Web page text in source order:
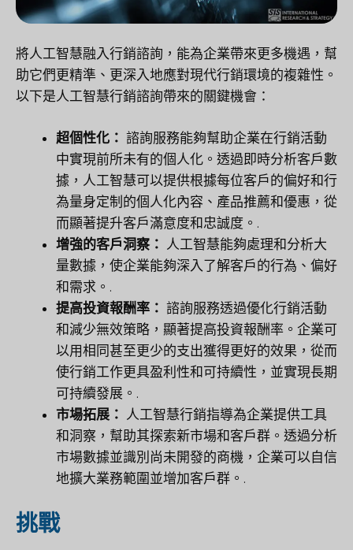
將人工智慧融入行銷諮詢，能為企業帶來更多機遇，幫
助它們更精準、更深入地應對現代行銷環境的複雜性。
以下是人工智慧行銷諮詢帶來的關鍵機會：
超個性化： 諮詢服務能夠幫助企業在行銷活動
中實現前所未有的個人化。透過即時分析客戶數
據，人工智慧可以提供根據每位客戶的偏好和行
為量身定制的個人化內容、產品推薦和優惠，從
而顯著提升客戶滿意度和忠誠度。.
增強的客戶洞察： 人工智慧能夠處理和分析大
量數據，使企業能夠深入了解客戶的行為、偏好
和需求。.
提高投資報酬率： 諮詢服務透過優化行銷活動
和減少無效策略，顯著提高投資報酬率。企業可
以用相同甚至更少的支出獲得更好的效果，從而
使行銷工作更具盈利性和可持續性，並實現長期
可持續發展。.
市場拓展： 人工智慧行銷指導為企業提供工具
和洞察，幫助其探索新市場和客戶群。透過分析
市場數據並識別尚未開發的商機，企業可以自信
地擴大業務範圍並增加客戶群。.
挑戰